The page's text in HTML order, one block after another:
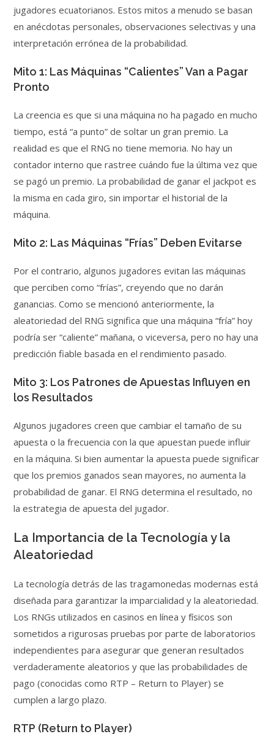
jugadores ecuatorianos. Estos mitos a menudo se basan
en anécdotas personales, observaciones selectivas y una
interpretación errónea de la probabilidad.
Mito 1: Las Máquinas “Calientes” Van a Pagar
Pronto
La creencia es que si una máquina no ha pagado en mucho
tiempo, está “a punto” de soltar un gran premio. La
realidad es que el RNG no tiene memoria. No hay un
contador interno que rastree cuándo fue la última vez que
se pagó un premio. La probabilidad de ganar el jackpot es
la misma en cada giro, sin importar el historial de la
máquina.
Mito 2: Las Máquinas “Frías” Deben Evitarse
Por el contrario, algunos jugadores evitan las máquinas
que perciben como “frías”, creyendo que no darán
ganancias. Como se mencionó anteriormente, la
aleatoriedad del RNG significa que una máquina “fría” hoy
podría ser “caliente” mañana, o viceversa, pero no hay una
predicción fiable basada en el rendimiento pasado.
Mito 3: Los Patrones de Apuestas Influyen en
los Resultados
Algunos jugadores creen que cambiar el tamaño de su
apuesta o la frecuencia con la que apuestan puede influir
en la máquina. Si bien aumentar la apuesta puede significar
que los premios ganados sean mayores, no aumenta la
probabilidad de ganar. El RNG determina el resultado, no
la estrategia de apuesta del jugador.
La Importancia de la Tecnología y la
Aleatoriedad
La tecnología detrás de las tragamonedas modernas está
diseñada para garantizar la imparcialidad y la aleatoriedad.
Los RNGs utilizados en casinos en línea y físicos son
sometidos a rigurosas pruebas por parte de laboratorios
independientes para asegurar que generan resultados
verdaderamente aleatorios y que las probabilidades de
pago (conocidas como RTP – Return to Player) se
cumplen a largo plazo.
RTP (Return to Player)